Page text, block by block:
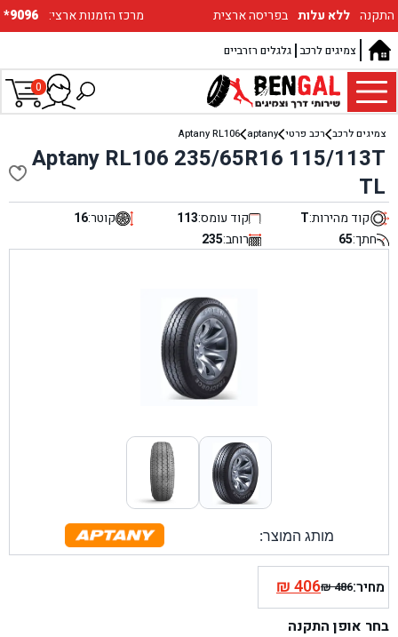
*9096 :מרכז הזמנות ארצי התקנה ללא עלות בפריסה ארצית
גלגלים רזרביים צמיגים לרכב
0
צמיגים לרכב רכב פרטי aptany
Aptany RL106
Aptany RL106 235/65R16 115/113T
TL
קוד מהירות:T קוד עומס:113 קוטר:16
חתך:65 רוחב:235
מותג המוצר:
מחיר: ₪486
המחיר
המקורי
₪406המחיר
הנוכחי
בחר אופן התקנה